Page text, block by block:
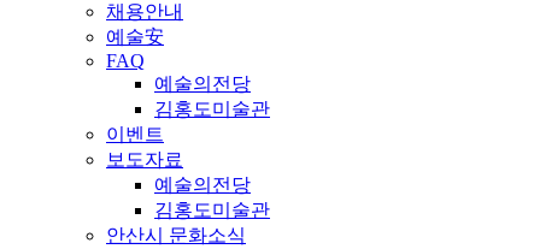
채용안내
예술安
FAQ
예술의전당
김홍도미술관
이벤트
보도자료
예술의전당
김홍도미술관
안산시 문화소식